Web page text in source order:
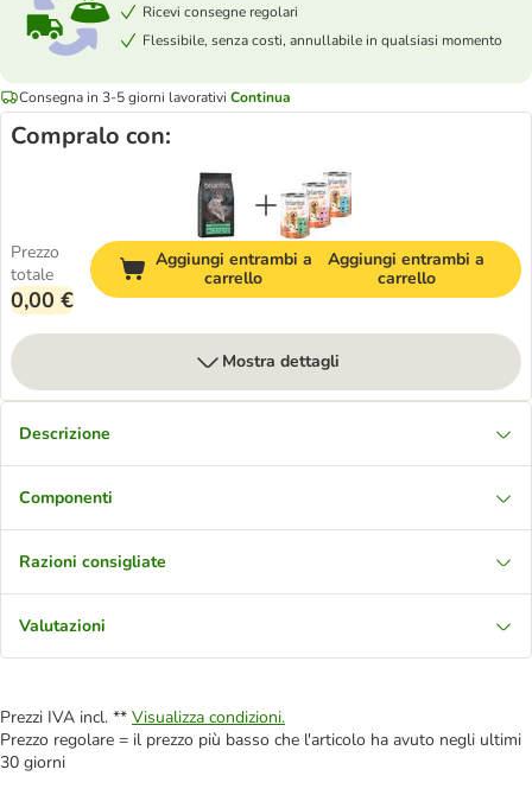
Ricevi consegne regolari
Flessibile, senza costi, annullabile in qualsiasi momento
Consegna in 3-5 giorni lavorativi Continua
Compralo con:
Prezzo
totale
0,00 €
Aggiungi entrambi a
carrello
Aggiungi entrambi a
carrello
Mostra dettagli
Descrizione
Componenti
Razioni consigliate
Valutazioni
Prezzi IVA incl. ** Visualizza condizioni.
Prezzo regolare = il prezzo più basso che l'articolo ha avuto negli ultimi
30 giorni